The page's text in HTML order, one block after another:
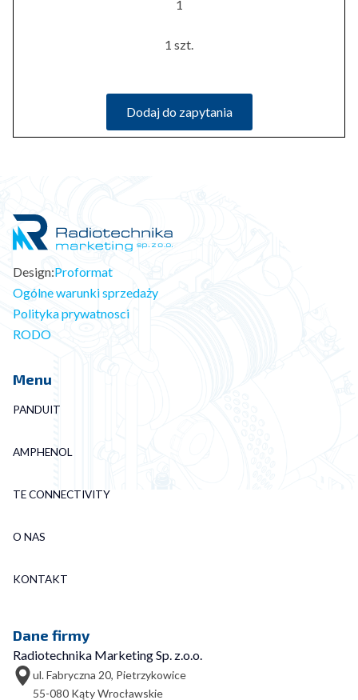
1
1 szt.
Dodaj do zapytania
Design:Proformat
Ogólne warunki sprzedaży
Polityka prywatnosci
RODO
Menu
PANDUIT
AMPHENOL
TE CONNECTIVITY
O NAS
KONTAKT
Dane firmy
Radiotechnika Marketing Sp. z.o.o.
ul. Fabryczna 20, Pietrzykowice
55-080 Kąty Wrocławskie